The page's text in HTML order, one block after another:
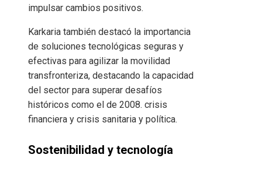
impulsar cambios positivos.
Karkaria también destacó la importancia
de soluciones tecnológicas seguras y
efectivas para agilizar la movilidad
transfronteriza, destacando la capacidad
del sector para superar desafíos
históricos como el de 2008. crisis
financiera y crisis sanitaria y política.
Sostenibilidad y tecnología